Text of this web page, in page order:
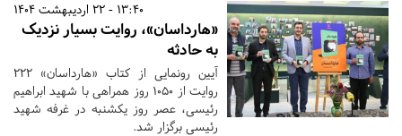
13:40 - 22 اردیبهشت 1404
«هارداسان»، روایت بسیار نزدیک
به حادثه
آیین رونمایی از کتاب «هارداسان» ۲۲۲
روایت از ۱۰۵۰ روز همراهی با شهید ابراهیم
رئیسی، عصر روز یکشنبه در غرفه شهید
رئیسی برگزار شد.